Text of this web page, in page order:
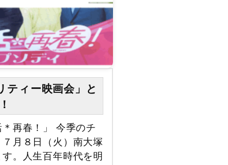
ティー映画会」と
再春！」 今季のチ
月８日（火）南大塚
。人生百年時代を明